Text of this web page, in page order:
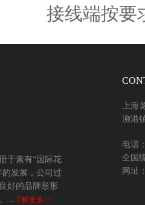
接线端按要
于素有“国际花
的发展，公司过
好的品牌形形
...了解更多>>
上海
泖港
电话
全国
网址